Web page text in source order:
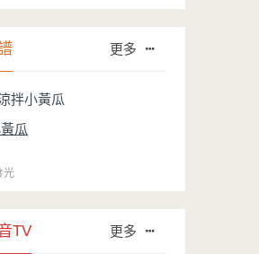
更多
瓜
光
TV 更多